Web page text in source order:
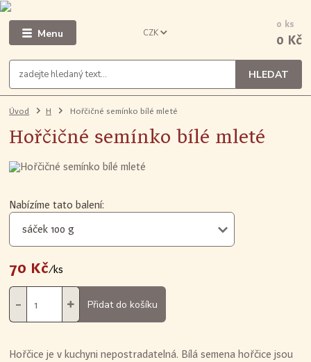
Menu CZK
HLEDAT
0 ks
0 Kč
Úvod H Hořčičné semínko bílé mleté
Hořčičné semínko bílé mleté
Nabízíme tato balení:
70 Kč/ks
Přidat do košíku
Hořčice je v kuchyni nepostradatelná. Bílá semena hořčice jsou